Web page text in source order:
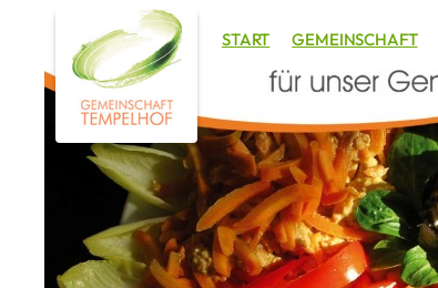
springen
START GEMEINSCHAFT